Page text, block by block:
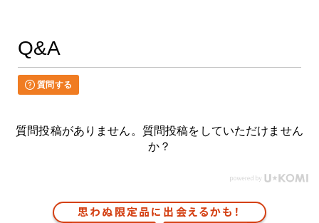
Q&A
質問する
質問投稿がありません。質問投稿をしていただけません
か？
思わぬ限定品に出会えるかも！